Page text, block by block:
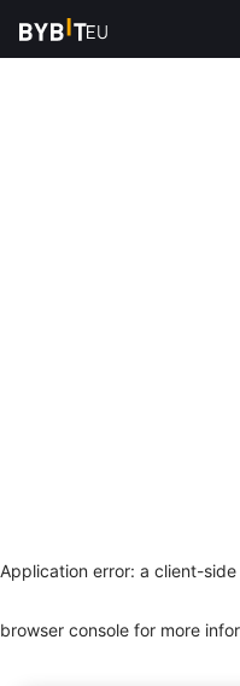
Application error: a client-
browser console for more